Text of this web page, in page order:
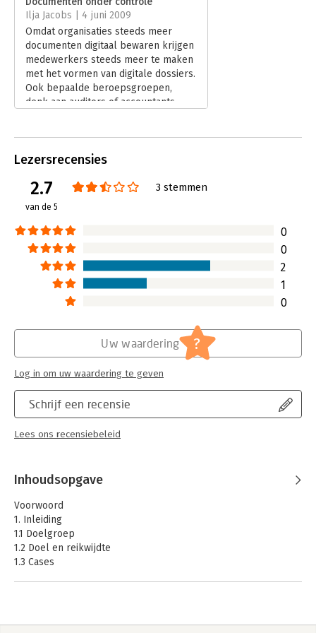
Hoofdrubriek:
Organisatiekunde
Serie:
Praktijkreeks administratie
Ilja Jacobs | 4 juni 2009
Omdat organisaties steeds meer
documenten digitaal bewaren krijgen
medewerkers steeds meer te maken
met het vormen van digitale dossiers.
Ook bepaalde beroepsgroepen,
denk aan auditors of accountants,
Lezersrecensies
2.7
van de 5
3 stemmen
0
0
2
1
0
Schrijf een recensie
Lees ons recensiebeleid
Uw waardering ?
Log in om uw waardering te geven
Inhoudsopgave
Voorwoord
1. Inleiding
1.1 Doelgroep
1.2 Doel en reikwijdte
1.3 Cases